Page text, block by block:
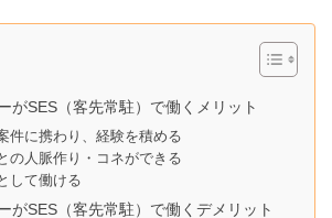
がSES（客先常駐）で働くメリット
件に携わり、経験を積める
の人脈作り・コネができる
して働ける
がSES（客先常駐）で働くデメリット